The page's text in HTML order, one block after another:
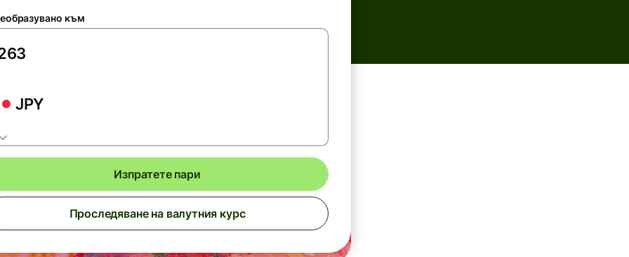
към
JPY
Изпратете пари
Проследяване на валутния курс